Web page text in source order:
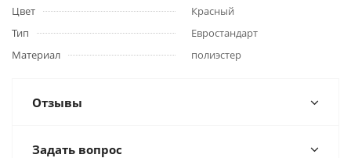
Цвет
Красный
Тип
Евростандарт
Материал
полиэстер
Отзывы
Задать вопрос